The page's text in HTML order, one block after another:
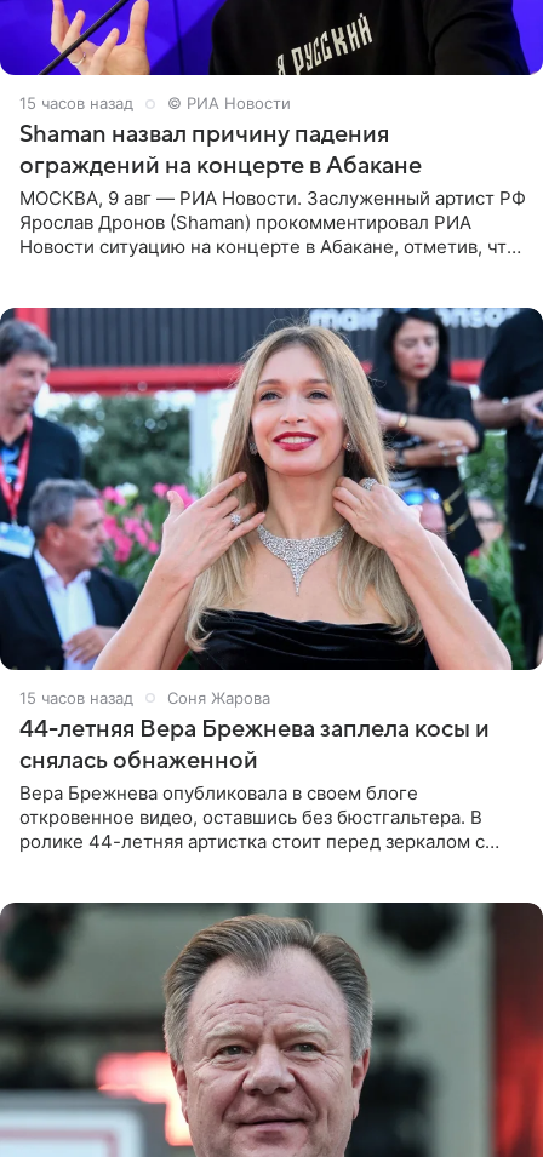
15 часов назад © РИА Новости
Shaman назвал причину падения
ограждений на концерте в Абакане
МОСКВА, 9 авг — РИА Новости. Заслуженный артист РФ
Ярослав Дронов (Shaman) прокомментировал РИА
Новости ситуацию на концерте в Абакане, отметив, что
15 часов назад Соня Жарова
44-летняя Вера Брежнева заплела косы и
снялась обнаженной
Вера Брежнева опубликовала в своем блоге
откровенное видео, оставшись без бюстгальтера. В
ролике 44-летняя артистка стоит перед зеркалом с